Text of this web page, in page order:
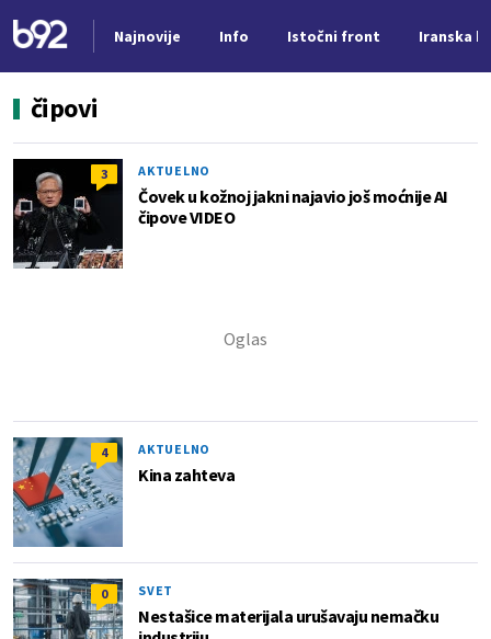
Najnovije Info Istočni front Iranska
čipovi
3 AKTUELNO
Čovek u kožnoj jakni najavio još moćnije AI
čipove VIDEO
4 AKTUELNO
Kina zahteva
0 SVET
Nestašice materijala urušavaju nemačku